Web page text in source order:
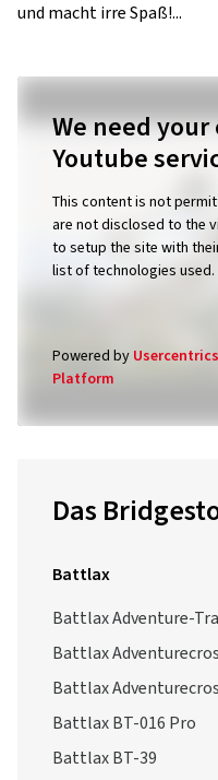
und macht irre Spaß!...
We need
Youtube
This content is not
are not disclosed to the
to setup the site with
list of technologies used.
Powered by
Platform
Das
Battlax
Battlax Adventure-
Battlax
Battlax
Battlax BT-016 Pro
Battlax BT-39